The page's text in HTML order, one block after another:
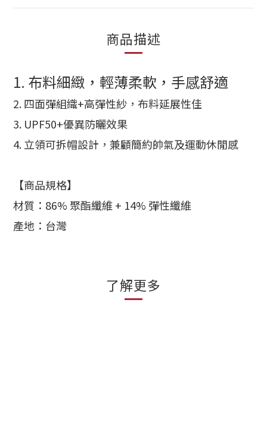
商品描述
1. 布料細緻，輕薄柔軟，手感舒適
2.四面彈組織+高彈性紗，布料延展性佳
3. UPF50+優異防曬效果
4. 立領可拆帽設計，兼顧簡約帥氣及運動休閒感
【商品規格】
材質： 86% 聚酯纖維 + 14% 彈性纖維
產地：台灣
了解更多